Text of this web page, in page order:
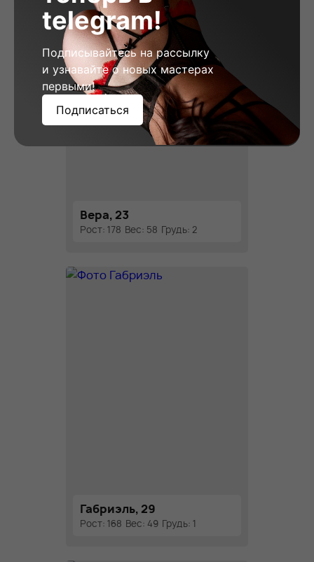
Вера, 23
Рост: 178 Вес: 58 Грудь: 2
Габриэль, 29
Рост: 168 Вес: 49 Грудь: 1
telegram!
Подписывайтесь на рассылку
и узнавайте о новых мастерах
первыми!
Подписаться